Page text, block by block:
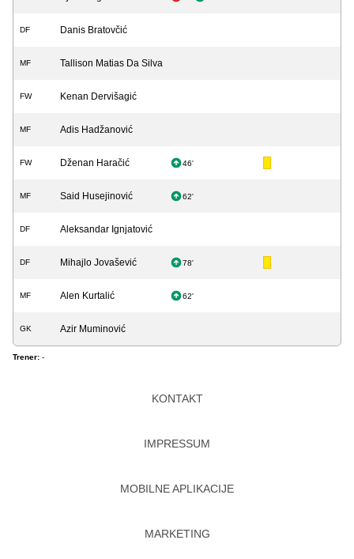
DF Danis Bratovčić
MF Tallison Matias Da Silva
FW Kenan Dervišagić
MF Adis Hadžanović
FW Dženan Haračić 46'
MF Said Husejinović 62'
DF Aleksandar Ignjatović
DF Mihajlo Jovašević 78'
MF Alen Kurtalić 62'
GK Azir Muminović
Trener: -
KONTAKT
IMPRESSUM
MOBILNE APLIKACIJE
MARKETING